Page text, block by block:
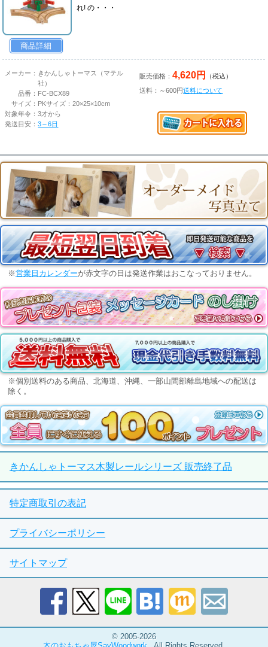
商品詳細
れ! の・・・
メーカー： きかんしゃトーマス（マテル
社）
品番： FC-BCX89
サイズ： PKサイズ：20×25×10cm
対象年令：3才から
発送目安：3～6日
販売価格：4,620円
（税込）
送料：～600円送料について
※営業日カレンダーが赤文字の日は発送作業はおこなっておりません。
※個別送料のある商品、北海道、沖縄、一部山間部離島地域への配送は
除く。
きかんしゃトーマス木製レールシリーズ 販売終了品
特定商取引の表記
プライバシーポリシー
サイトマップ
© 2005-2026